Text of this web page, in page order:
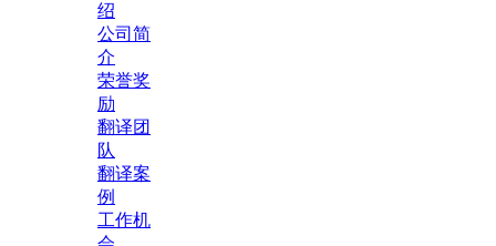
绍
公司简
介
荣誉奖
励
翻译团
队
翻译案
例
工作机